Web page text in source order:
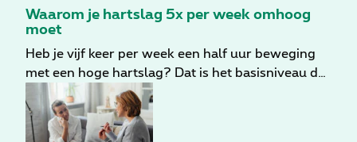
Waarom je hartslag 5x per week omhoog
moet
Heb je vijf keer per week een half uur beweging
met een hoge hartslag? Dat is het basisniveau dat
wordt aanbevolen om gezond te blijven. Voor het
beste gezondheidseffect moet je langer sporten,
twee keer per week krachttraining toevoegen en